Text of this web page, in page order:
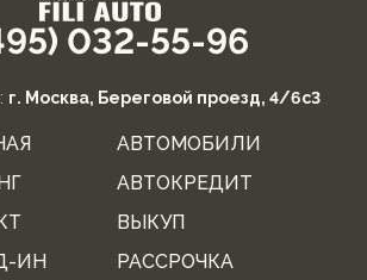
032-55-96
г. Москва, Береговой проезд, 4/6с3
АВТОМОБИЛИ
АВТОКРЕДИТ
ВЫКУП
ИН
РАССРОЧКА